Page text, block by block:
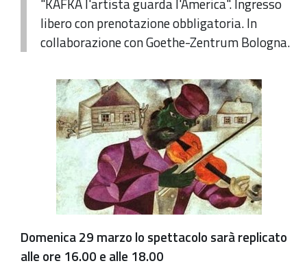
libero con prenotazione obbligatoria. In
collaborazione con Goethe-Zentrum Bologna.
Domenica 29 marzo lo spettacolo sarà replicato
alle ore 16.00 e alle 18.00